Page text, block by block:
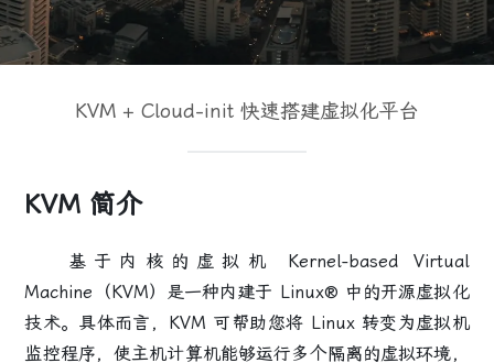
KVM + Cloud-init 快速搭建虚拟化平台
KVM 简介
基于内核的虚拟机 Kernel-based Virtual
Machine（KVM）是一种内建于 Linux® 中的开源虚拟化
技术。具体而言，KVM 可帮助您将 Linux 转变为虚拟机
监控程序，使主机计算机能够运行多个隔离的虚拟环境，